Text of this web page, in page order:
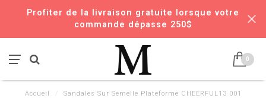
Profiter de la livraison gratuite lorsque votre
commande dépasse 250$
0
Accueil
Sandales Sur Semelle Plateforme CHEERFUL13 001